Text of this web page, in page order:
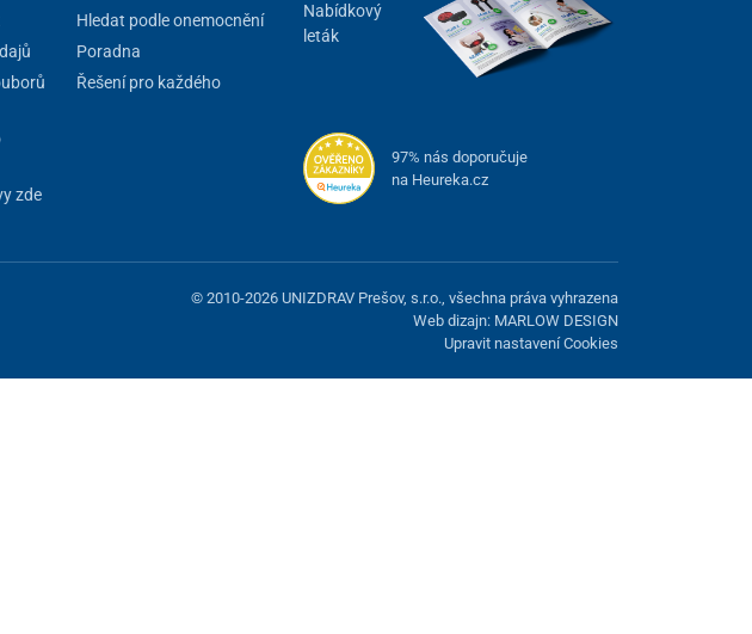
zde
Hledat podle onemocnění
Poradna
Řešení pro každého
Nabídkový
leták
97% nás doporučuje
na Heureka.cz
© 2010-2026 UNIZDRAV Prešov, s.r.o., všechna práva vyhrazena
Web dizajn: MARLOW DESIGN
Upravit nastavení Cookies